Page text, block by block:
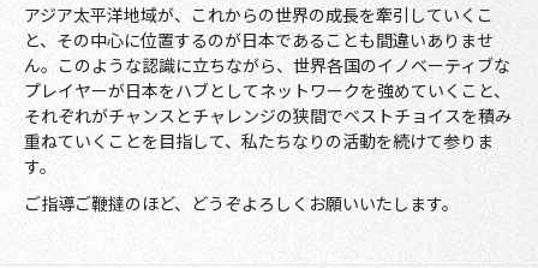
アジア太平洋地域が、これからの世界の成長を牽引していくこ
と、その中心に位置するのが日本であることも間違いありませ
ん。このような認識に立ちながら、世界各国のイノベーティブな
プレイヤーが日本をハブとしてネットワークを強めていくこと、
それぞれがチャンスとチャレンジの狭間でベストチョイスを積み
重ねていくことを目指して、私たちなりの活動を続けて参りま
す。
ご指導ご鞭撻のほど、どうぞよろしくお願いいたします。